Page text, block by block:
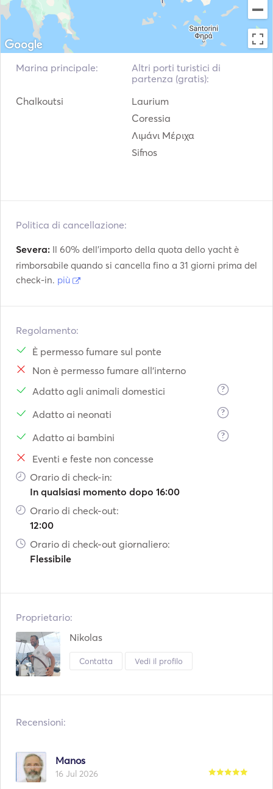
Marina principale:
Chalkoutsi
Altri porti turistici di
partenza (gratis):
Laurium
Coressia
Λιμάνι Μέριχα
Sifnos
Politica di cancellazione:
Severa: Il 60% dell'importo della quota dello yacht è
rimborsabile quando si cancella fino a 31 giorni prima del
check-in. più
Regolamento:
È permesso fumare sul ponte
Non è permesso fumare all'interno
Adatto agli animali domestici
?
Adatto ai neonati ?
Adatto ai bambini ?
Eventi e feste non concesse
Orario di check-in:
In qualsiasi momento dopo 16:00
Orario di check-out:
12:00
Orario di check-out giornaliero:
Flessibile
Proprietario:
Nikolas
Contatta Vedi il profilo
Recensioni:
Manos
16 Jul 2026